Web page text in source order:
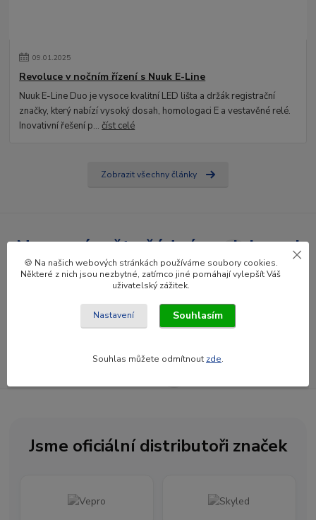
09.01.2025
Revoluce v nočním řízení s Nuuk E-Line
Nuuk E-Line Duo je vysoce kvalitní LED lišta a držák registrační
značky, který nabízí vysoký dosah, homologaci E a vestavěné relé.
Inovativní řešení p...číst celé
Zobrazit všechny články
Nepropásněte žádné novinky ani
slevy!
Přihlásit se
Newsletter posíláme maximálně jednou za měsíc
Jsme oficiální distributoři značek
🍪 Na našich webových stránkách používáme soubory cookies.
Některé z nich jsou nezbytné, zatímco jiné pomáhají vylepšít Váš
uživatelský zážitek.
Nastavení Souhlasím
Souhlas můžete odmítnout zde.